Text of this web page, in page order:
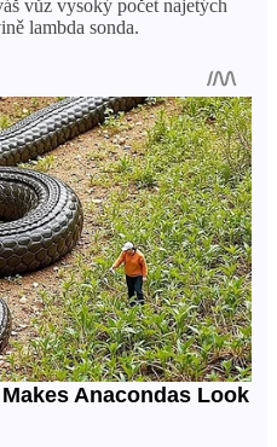
vůz vysoký počet najetých
lambda sonda.